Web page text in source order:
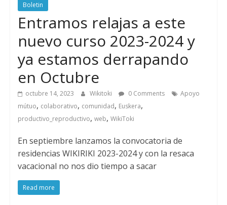
Boletin
Entramos relajas a este
nuevo curso 2023-2024 y
ya estamos derrapando
en Octubre
octubre 14, 2023 Wikitoki 0 Comments
Apoyo
mútuo, colaborativo, comunidad, Euskera,
productivo_reproductivo, web, WikiToki
En septiembre lanzamos la convocatoria de
residencias WIKIRIKI 2023-2024 y con la resaca
vacacional no nos dio tiempo a sacar
Read more